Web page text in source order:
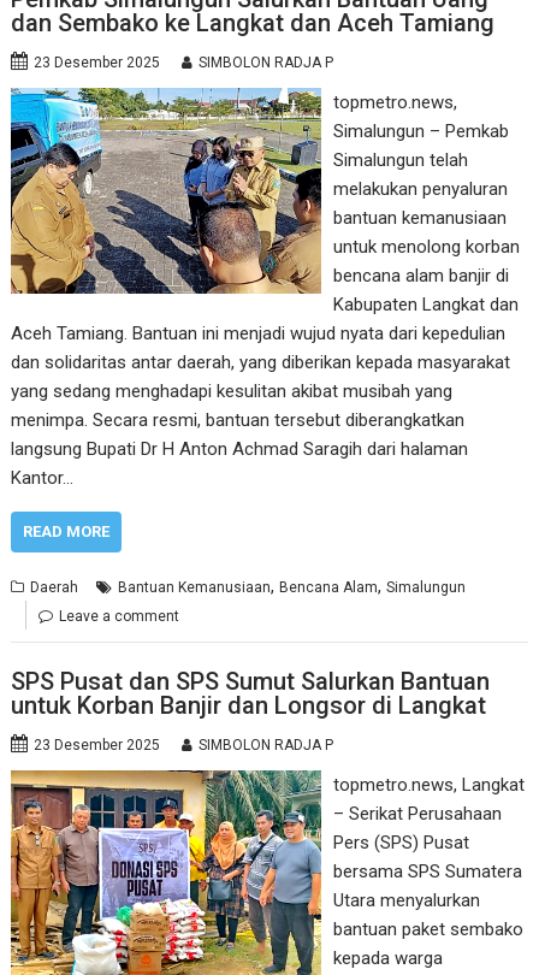
dan Sembako ke Langkat dan Aceh Tamiang
23 Desember 2025 SIMBOLON RADJA P
topmetro.news,
Simalungun – Pemkab
Simalungun telah
melakukan penyaluran
bantuan kemanusiaan
untuk menolong korban
bencana alam banjir di
Kabupaten Langkat dan
Aceh Tamiang. Bantuan ini menjadi wujud nyata dari kepedulian
dan solidaritas antar daerah, yang diberikan kepada masyarakat
yang sedang menghadapi kesulitan akibat musibah yang
menimpa. Secara resmi, bantuan tersebut diberangkatkan
langsung Bupati Dr H Anton Achmad Saragih dari halaman
Kantor…
READ MORE
Daerah Bantuan Kemanusiaan,Bencana Alam,Simalungun
Leave a comment
SPS Pusat dan SPS Sumut Salurkan Bantuan
untuk Korban Banjir dan Longsor di Langkat
23 Desember 2025 SIMBOLON RADJA P
topmetro.news, Langkat
– Serikat Perusahaan
Pers (SPS) Pusat
bersama SPS Sumatera
Utara menyalurkan
bantuan paket sembako
kepada warga